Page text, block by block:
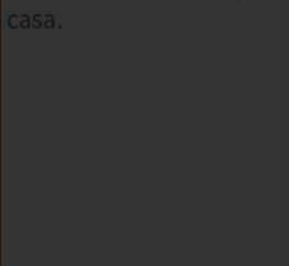
casa.